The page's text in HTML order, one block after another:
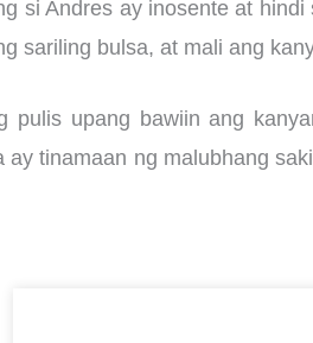
si Andres ay inosente at
sariling bulsa, at mali ang
pulis upang bawiin ang
tinamaan ng malubhang